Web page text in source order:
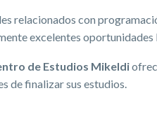
relacionados con
excelentes
de Estudios Mikeldi
de finalizar sus estudios.